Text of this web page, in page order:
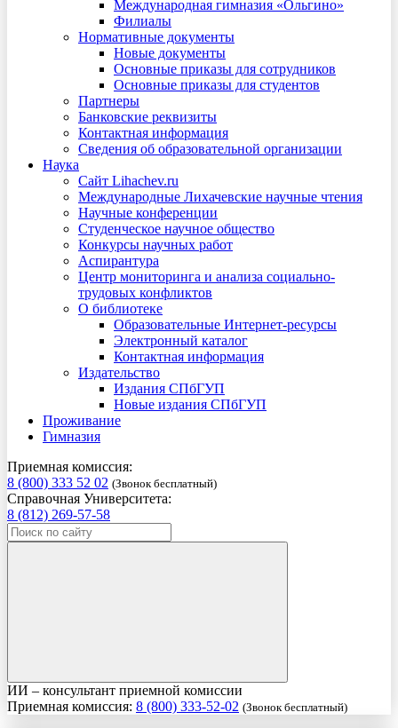
Международная гимназия «Ольгино»
Филиалы
Нормативные документы
Новые документы
Основные приказы для сотрудников
Основные приказы для студентов
Партнеры
Банковские реквизиты
Контактная информация
Сведения об образовательной организации
Наука
Сайт Lihachev.ru
Международные Лихачевские научные чтения
Научные конференции
Студенческое научное общество
Конкурсы научных работ
Аспирантура
Центр мониторинга и анализа социально-
трудовых конфликтов
О библиотеке
Образовательные Интернет-ресурсы
Электронный каталог
Контактная информация
Издательство
Издания СПбГУП
Новые издания СПбГУП
Проживание
Гимназия
Приемная комиссия:
8 (800) 333 52 02 (Звонок бесплатный)
Справочная Университета:
8 (812) 269-57-58
ИИ – консультант приемной комиссии
Приемная комиссия: 8 (800) 333-52-02 (Звонок бесплатный)